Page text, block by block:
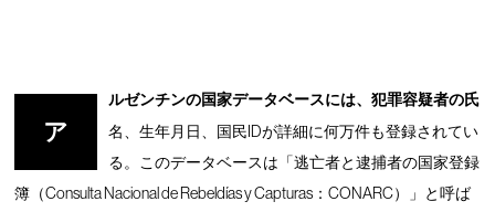
ア
ルゼンチンの国家データベースには、犯罪容疑者の氏
名、生年月日、国民IDが詳細に何万件も登録されてい
る。このデータベースは「逃亡者と逮捕者の国家登録
簿（Consulta Nacional de Rebeldías y Capturas：CONARC）」と呼ば